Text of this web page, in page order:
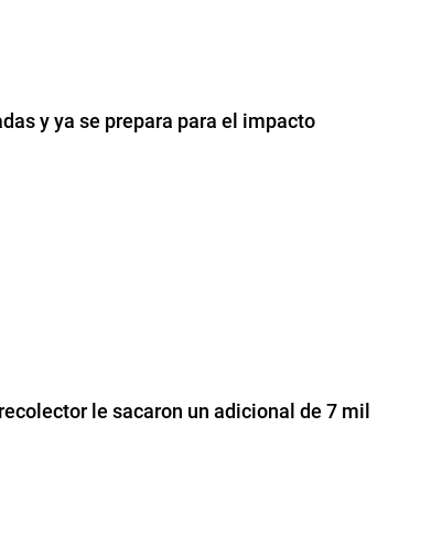
y ya se prepara para el impacto
le sacaron un adicional de 7 mil